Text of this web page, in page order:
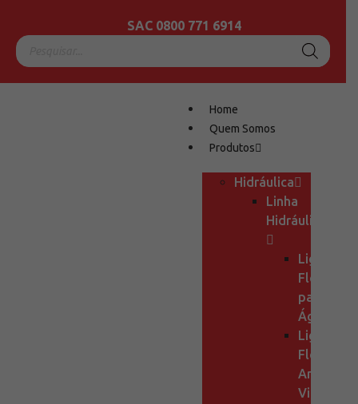
SAC 0800 771 6914
Home
Quem Somos
Produtos
Hidráulica
Linha
Hidráulica
Ligação
Flexível
para
Água
Ligação
Flexível
Anti-
Vibrante